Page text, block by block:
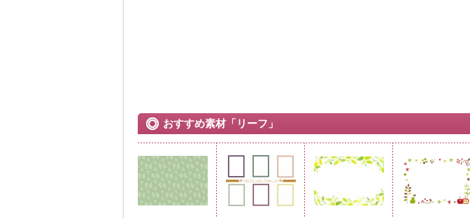
おすすめ素材「リーフ」